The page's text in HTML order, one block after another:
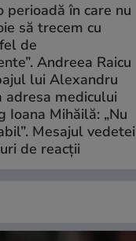
perioadă în care nu
să trecem cu
de
Andreea Raicu
lui Alexandru
adresa medicului
Ioana Mihăilă: „Nu
Mesajul vedetei
de reacții